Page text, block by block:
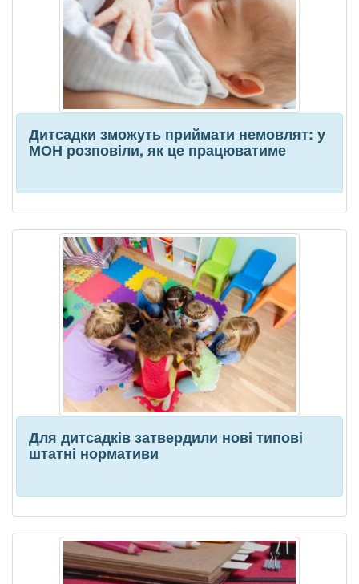
Дитсадки зможуть приймати немовлят: у
МОН розповіли, як це працюватиме
Для дитсадків затвердили нові типові
штатні нормативи